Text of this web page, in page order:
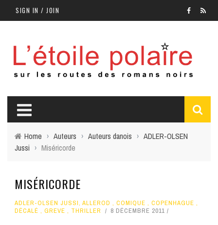
SIGN IN / JOIN
Home › Auteurs › Auteurs danois › ADLER-OLSEN
Jussi › Miséricorde
MISÉRICORDE
ADLER-OLSEN JUSSI, ALLEROD , COMIQUE , COPENHAGUE ,
DÉCALÉ , GREVE , THRILLER 8 DÉCEMBRE 2011